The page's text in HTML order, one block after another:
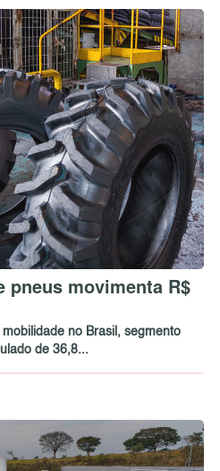
pneus movimenta R$
no Brasil, segmento
de 36,8...